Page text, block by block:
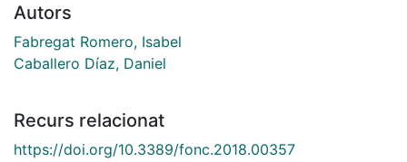
Autors
Fabregat Romero, Isabel
Caballero Díaz, Daniel
Recurs relacionat
https://doi.org/10.3389/fonc.2018.00357